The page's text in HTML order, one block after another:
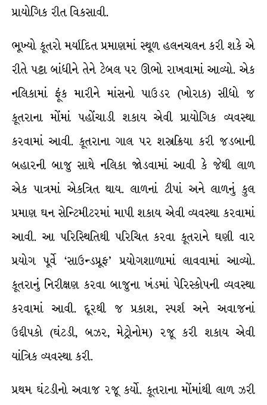
પ્રાયોગિક રીત વિકસાવી.
ભૂખ્યો કૂતરો મર્યાદિત પ્રમાણમાં સ્થૂળ હલનચલન કરી શકે એ
રીતે પટ્ટા બાંધીને તેને ટેબલ પર ઊભો રાખવામાં આવ્યો. એક
નલિકામાં ફૂંક મારીને માંસનો પાઉડર (ખોરાક) સીધો જ
કૂતરાના મોંમાં પહોંચાડી શકાય એવી પ્રાયોગિક વ્યવસ્થા
કરવામાં આવી. કૂતરાના ગાલ પર શસ્ત્રક્રિયા કરી જડબાની
બહારની બાજુ સાથે નલિકા જોડવામાં આવી કે જેથી લાળ
એક પાત્રમાં એકત્રિત થાય. લાળનાં ટીપાં અને લાળનું કુલ
પ્રમાણ ઘન સેન્ટિમીટરમાં માપી શકાય એવી વ્યવસ્થા કરવામાં
આવી. આ પરિસ્થિતિથી પરિચિત કરવા કૂતરાને ઘણી વાર
પ્રયોગ પૂર્વે ‘સાઉન્ડપ્રૂફ’ પ્રયોગશાળામાં લાવવામાં આવ્યો.
કૂતરાનું નિરીક્ષણ કરવા બાજુના ખંડમાં પેરિસ્કોપની વ્યવસ્થા
કરવામાં આવી. દૂરથી જ પ્રકાશ, સ્પર્શ અને અવાજનાં
ઉદ્દીપકો (ઘંટડી, બઝર, મેટ્રોનોમ) રજૂ કરી શકાય એવી
યાંત્રિક વ્યવસ્થા કરી.
પ્રથમ ઘંટડીનો અવાજ રજૂ કર્યો. કૂતરાના મોંમાંથી લાળ ઝરી